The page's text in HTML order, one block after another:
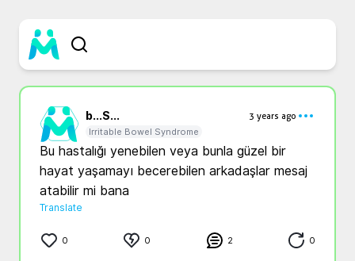
b...S...
3 years ago
Irritable Bowel Syndrome
Bu hastalığı yenebilen veya bunla güzel bir
hayat yaşamayı becerebilen arkadaşlar mesaj
atabilir mi bana
Translate
0 0 2 0